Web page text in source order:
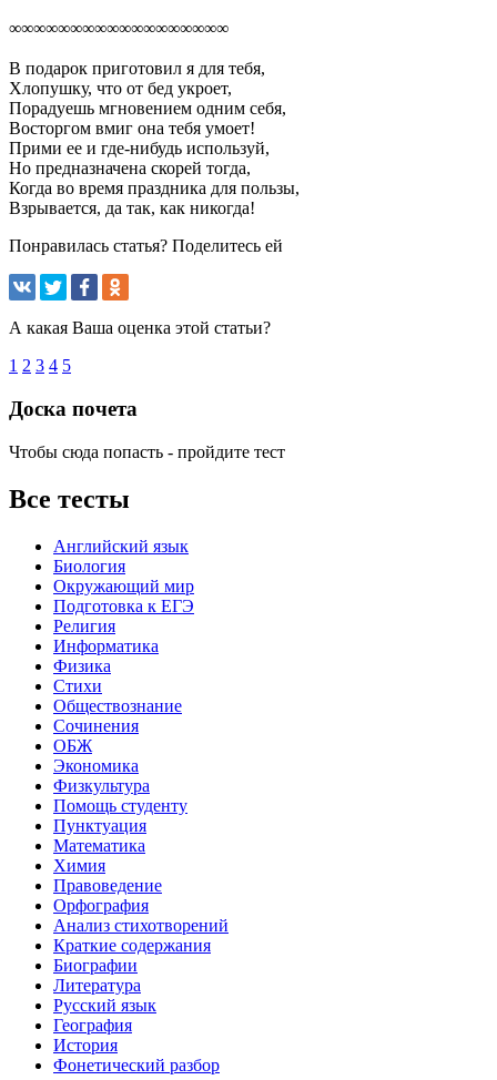
∞∞∞∞∞∞∞∞∞∞∞∞∞∞∞∞∞∞
В подарок приготовил я для тебя,
Хлопушку, что от бед укроет,
Порадуешь мгновением одним себя,
Восторгом вмиг она тебя умоет!
Прими ее и где-нибудь используй,
Но предназначена скорей тогда,
Когда во время праздника для пользы,
Взрывается, да так, как никогда!
Понравилась статья? Поделитесь ей
А какая Ваша оценка этой статьи?
1 2 3 4 5
Доска почета
Чтобы сюда попасть - пройдите тест
Все тесты
Английский язык
Биология
Окружающий мир
Подготовка к ЕГЭ
Религия
Информатика
Физика
Стихи
Обществознание
Сочинения
ОБЖ
Экономика
Физкультура
Помощь студенту
Пунктуация
Математика
Химия
Правоведение
Орфография
Анализ стихотворений
Краткие содержания
Биографии
Литература
Русский язык
География
История
Фонетический разбор